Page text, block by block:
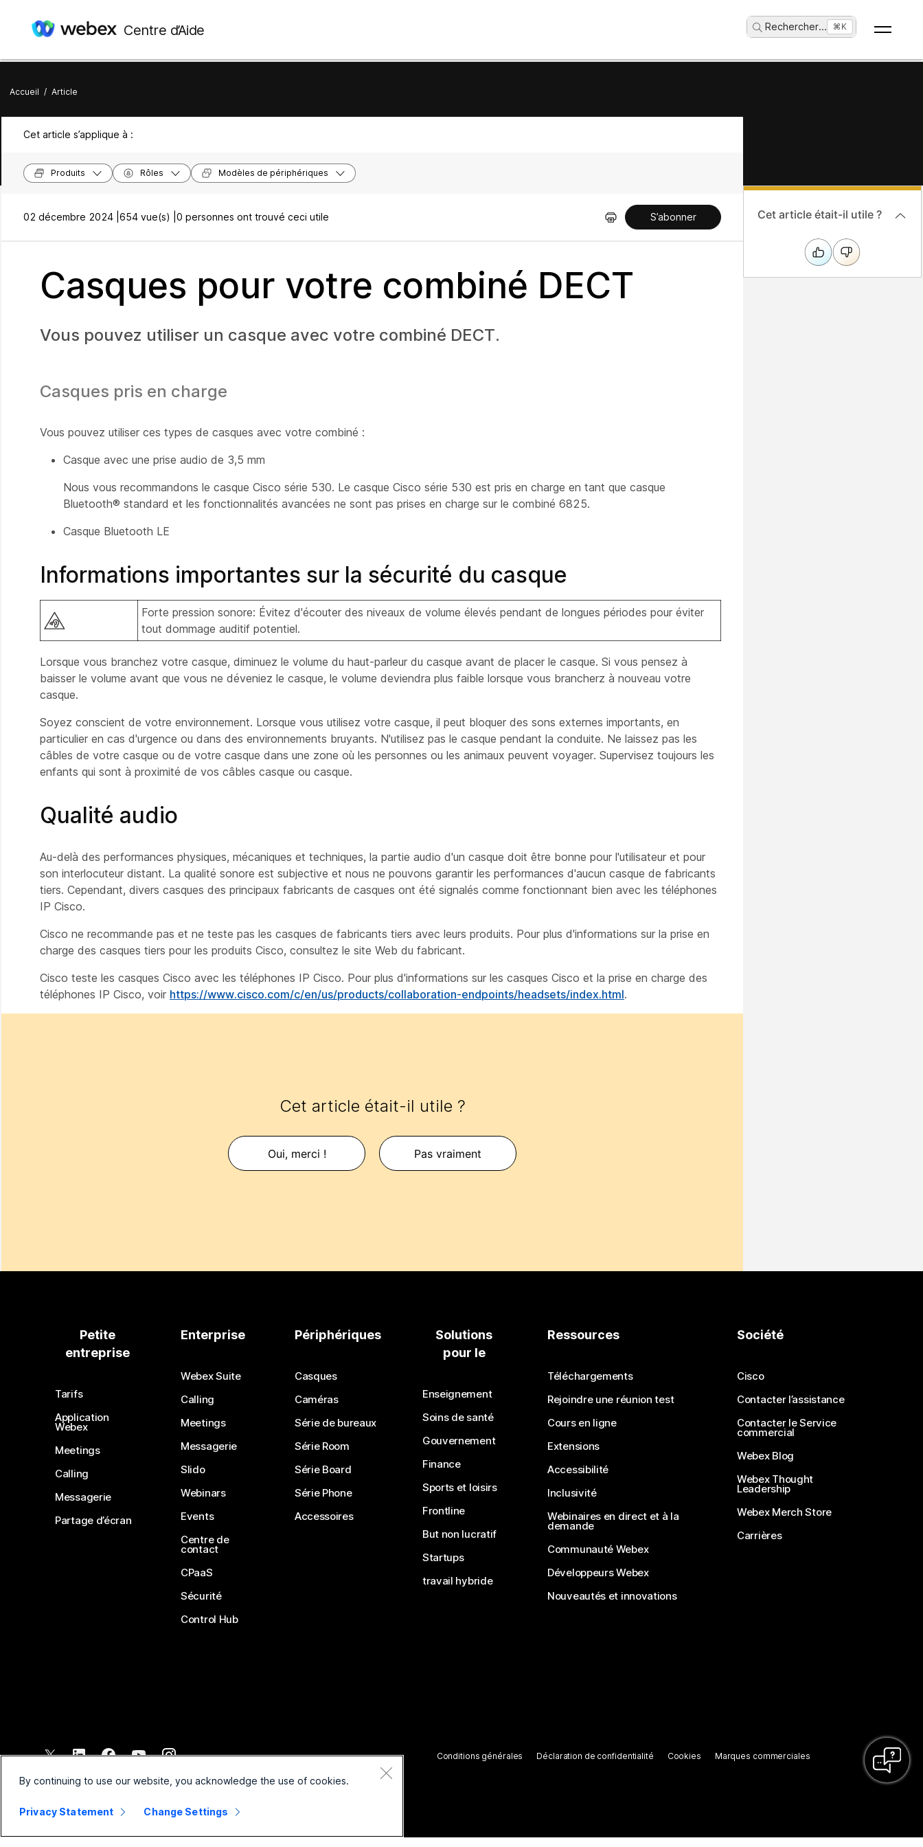
Centre d’Aide Rechercher... ⌘K
Accueil / Article
Cet article s’applique à :
Produits Rôles Modèles de périphériques
02 décembre 2024 | 654 vue(s) | 0 personnes ont trouvé ceci utile S’abonner
Casques pour votre combiné DECT
Vous pouvez utiliser un casque avec votre combiné DECT.
Casques pris en charge
Vous pouvez utiliser ces types de casques avec votre combiné :
Casque avec une prise audio de 3,5 mm
Nous vous recommandons le casque Cisco série 530. Le casque Cisco série 530 est pris en charge en tant que casque
Bluetooth® standard et les fonctionnalités avancées ne sont pas prises en charge sur le combiné 6825.
Casque Bluetooth LE
Informations importantes sur la sécurité du casque
Forte pression sonore: Évitez d'écouter des niveaux de volume élevés pendant de longues périodes pour éviter
tout dommage auditif potentiel.
Lorsque vous branchez votre casque, diminuez le volume du haut-parleur du casque avant de placer le casque. Si vous pensez à
baisser le volume avant que vous ne déveniez le casque, le volume deviendra plus faible lorsque vous brancherz à nouveau votre
casque.
Soyez conscient de votre environnement. Lorsque vous utilisez votre casque, il peut bloquer des sons externes importants, en
particulier en cas d'urgence ou dans des environnements bruyants. N'utilisez pas le casque pendant la conduite. Ne laissez pas les
câbles de votre casque ou de votre casque dans une zone où les personnes ou les animaux peuvent voyager. Supervisez toujours les
enfants qui sont à proximité de vos câbles casque ou casque.
Qualité audio
Au-delà des performances physiques, mécaniques et techniques, la partie audio d'un casque doit être bonne pour l'utilisateur et pour
son interlocuteur distant. La qualité sonore est subjective et nous ne pouvons garantir les performances d'aucun casque de fabricants
tiers. Cependant, divers casques des principaux fabricants de casques ont été signalés comme fonctionnant bien avec les téléphones
IP Cisco.
Cisco ne recommande pas et ne teste pas les casques de fabricants tiers avec leurs produits. Pour plus d'informations sur la prise en
charge des casques tiers pour les produits Cisco, consultez le site Web du fabricant.
Cisco teste les casques Cisco avec les téléphones IP Cisco. Pour plus d'informations sur les casques Cisco et la prise en charge des
téléphones IP Cisco, voir https://www.cisco.com/c/en/us/products/collaboration-endpoints/headsets/index.html.
Cet article était-il utile ?
Oui, merci ! Pas vraiment
Cet article était-il utile ?
Petite
entreprise
Tarifs
Application
Webex
Meetings
Calling
Messagerie
Partage d’écran
Enterprise
Webex Suite
Calling
Meetings
Messagerie
Slido
Webinars
Events
Centre de
contact
CPaaS
Sécurité
Control Hub
Périphériques
Casques
Caméras
Série de bureaux
Série Room
Série Board
Série Phone
Accessoires
Solutions
pour le
Enseignement
Soins de santé
Gouvernement
Finance
Sports et loisirs
Frontline
But non lucratif
Startups
travail hybride
Ressources
Téléchargements
Rejoindre une réunion test
Cours en ligne
Extensions
Accessibilité
Inclusivité
Webinaires en direct et à la
demande
Communauté Webex
Développeurs Webex
Nouveautés et innovations
Société
Cisco
Contacter l’assistance
Contacter le Service
commercial
Webex Blog
Webex Thought
Leadership
Webex Merch Store
Carrières
2026 Cisco et/ou ses affiliés. Tous droits réservés.
Conditions générales Déclaration de confidentialité Cookies Marques commerciales
By continuing to use our website, you acknowledge the use of cookies.
Privacy Statement Change Settings